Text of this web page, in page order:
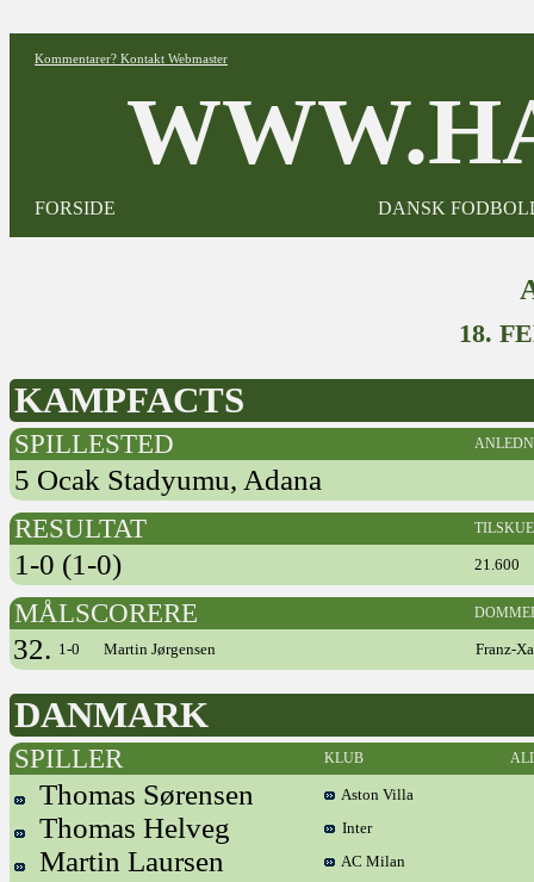
Kommentarer? Kontakt Webmaster
FORSIDE DANSK
18.
KAMPFACTS
SPILLESTED
5 Ocak Stadyumu, Adana
RESULTAT
1-0 (1-0) 21.600
MÅLSCORERE
32. 1-0 Martin Jørgensen Franz-
DANMARK
SPILLER KLUB
Thomas Sørensen Aston Villa
Thomas Helveg Inter
Martin Laursen AC Milan